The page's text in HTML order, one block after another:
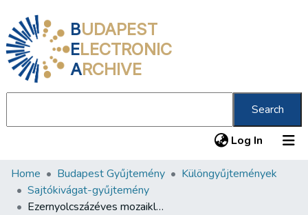
BUDAPEST
ELECTRONIC
ARCHIVE
Search
Log In (current)
Communities & Collections
All of DSpace
Home Budapest Gyűjtemény
Különgyűjtemények
Sajtókivágat-gyűjtemény
Ezernyolcszázéves mozaiklelet Óbudán